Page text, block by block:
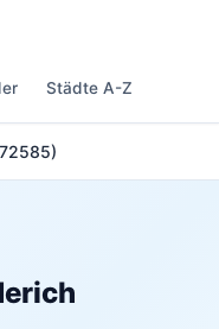
Städte A-Z